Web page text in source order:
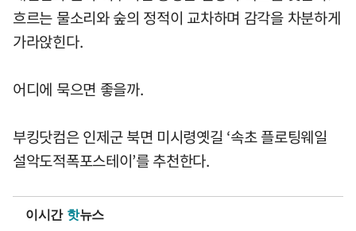
흐르는 물소리와 숲의 정적이 교차하며 감각을 차분하게
가라앉힌다.
어디에 묵으면 좋을까.
부킹닷컴은 인제군 북면 미시령옛길 ‘속초 플로팅웨일
설악도적폭포스테이’를 추천한다.
이시간 핫뉴스